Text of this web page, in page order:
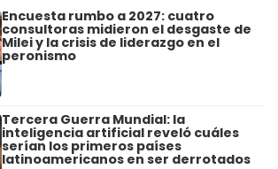
Encuesta rumbo a 2027: cuatro
consultoras midieron el desgaste de
Milei y la crisis de liderazgo en el
peronismo
Tercera Guerra Mundial: la
inteligencia artificial reveló cuáles
serían los primeros países
latinoamericanos en ser derrotados